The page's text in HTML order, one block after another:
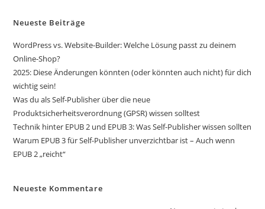
Neueste Beiträge
WordPress vs. Website-Builder: Welche Lösung passt zu deinem
Online-Shop?
2025: Diese Änderungen könnten (oder könnten auch nicht) für dich
wichtig sein!
Was du als Self-Publisher über die neue
Produktsicherheitsverordnung (GPSR) wissen solltest
Technik hinter EPUB 2 und EPUB 3: Was Self-Publisher wissen sollten
Warum EPUB 3 für Self-Publisher unverzichtbar ist – Auch wenn
EPUB 2 „reicht“
Neueste Kommentare